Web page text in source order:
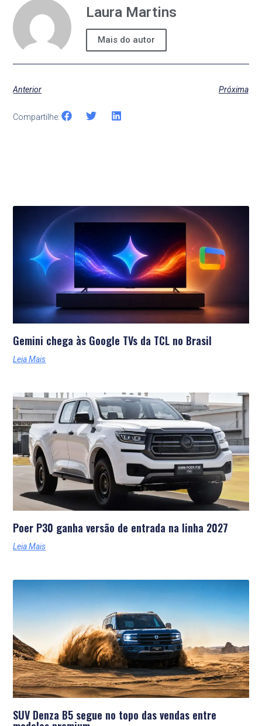
Laura Martins
Mais do autor
Anterior Próxima
Compartilhe:
Últimas Notícias
Gemini chega às Google TVs da TCL no Brasil
Leia Mais
Poer P30 ganha versão de entrada na linha 2027
Leia Mais
SUV Denza B5 segue no topo das vendas entre